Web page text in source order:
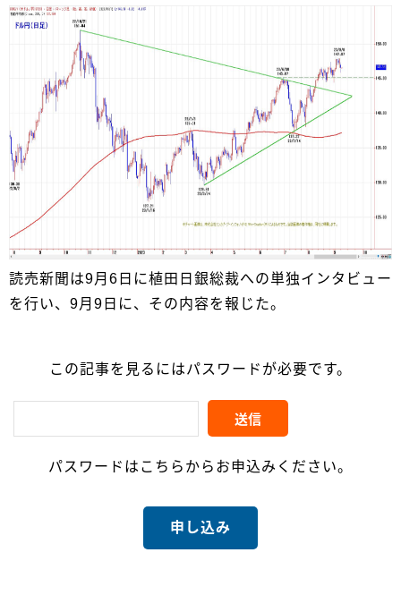
読売新聞は9月6日に植田日銀総裁への単独インタビュー
を行い、9月9日に、その内容を報じた。
この記事を見るにはパスワードが必要です。
パスワードはこちらからお申込みください。
申し込み